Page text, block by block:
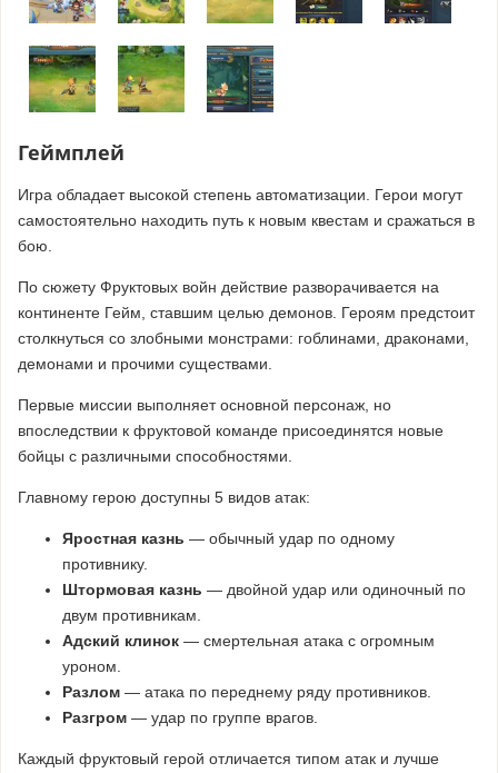
Геймплей
Игра обладает высокой степень автоматизации. Герои могут
самостоятельно находить путь к новым квестам и сражаться в
бою.
По сюжету Фруктовых войн действие разворачивается на
континенте Гейм, ставшим целью демонов. Героям предстоит
столкнуться со злобными монстрами: гоблинами, драконами,
демонами и прочими существами.
Первые миссии выполняет основной персонаж, но
впоследствии к фруктовой команде присоединятся новые
бойцы с различными способностями.
Главному герою доступны 5 видов атак:
Яростная казнь — обычный удар по одному
противнику.
Штормовая казнь — двойной удар или одиночный по
двум противникам.
Адский клинок — смертельная атака с огромным
уроном.
Разлом — атака по переднему ряду противников.
Разгром — удар по группе врагов.
Каждый фруктовый герой отличается типом атак и лучше